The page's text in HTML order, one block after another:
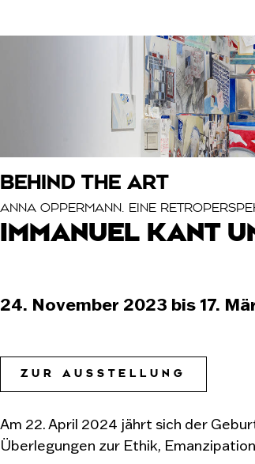
BEHIND THE ART
ANNA OPPERMANN. EINE
IMMANUEL KANT
24. November 2023 bis 17.
ZUR AUSSTELLUNG
Am 22. April 2024 jährt sich der
Überlegungen zur Ethik,